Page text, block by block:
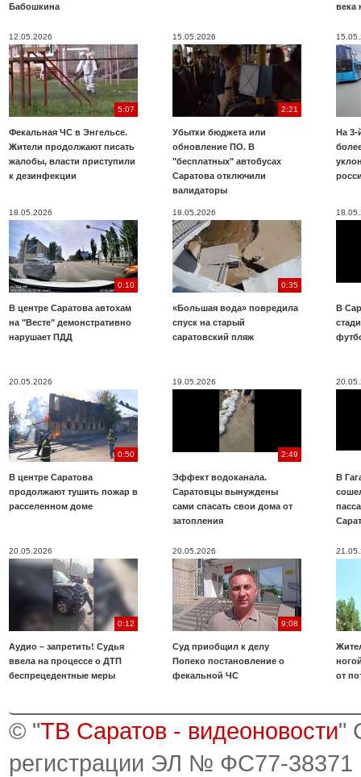
Бабошкина века
12.05.2026
5:07
Фекальная ЧС в Энгельсе.
Жители продолжают писать
жалобы, власти приступили
к дезинфекции
15.05.2026
2:21
Убытки бюджета или
обновление ПО. В
"бесплатных" автобусах
Саратова отключили
валидаторы
На 3-
18.05.2026
0:10
В центре Саратова автохам
на "Весте" демонстративно
нарушает ПДД
18.05.2026
0:35
«Большая вода» повредила
спуск на старый
саратовский пляж
В
20.05.2026
0:50
В центре Саратова
продолжают тушить пожар в
расселенном доме
19.05.2026
2:49
Эффект водоканала.
Саратовцы вынуждены
сами спасать свои дома от
затопления
В
20.05.2026
0:12
Аудио – запретить! Судья
ввела на процессе о ДТП
беспрецедентные меры
20.05.2026
9:08
Суд приобщил к делу
Попеко постановление о
фекальной ЧС
от
© "ТВ Саратов - видеоновости"
регистрации ЭЛ № ФС77-38371